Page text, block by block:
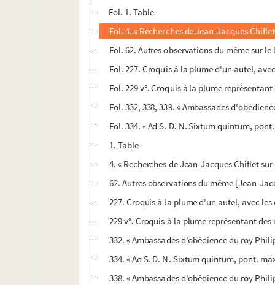
Fol. 1. Table
Fol. 4. « Recherches de Jean-Jacques
Fol. 62. Autres observations du même sur
Fol. 227. Croquis à la plume d'un autel,
Fol. 229 v°. Croquis à la plume
Fol. 332, 338, 339. « Ambassades
Fol. 334. « Ad S. D. N. Sixtum quintum,
1. Table
4. « Recherches de Jean-Jacques Chiflet
62. Autres observations du même [Jean-
227. Croquis à la plume d'un autel, avec
229 v°. Croquis à la plume représentant
332. « Ambassades d'obédience du roy
334. « Ad S. D. N. Sixtum quintum, pont.
338. « Ambassades d'obédience du roy